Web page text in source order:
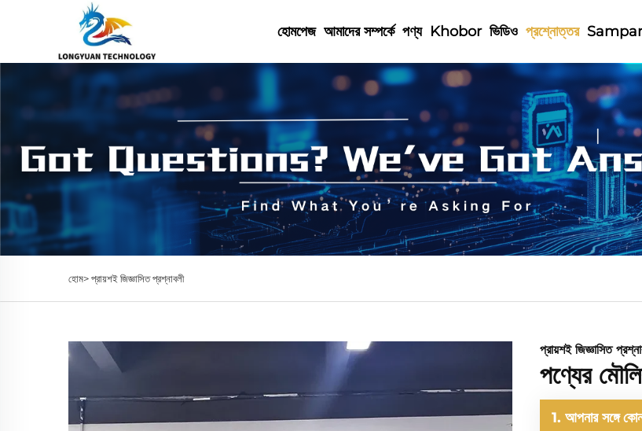
হোমপেজ আমাদের সম্পর্কে পণ্য Khobor ভিডিও প্রশ্নোত্তর
হোম>প্রায়শই জিজ্ঞাসিত প্রশ্নাবলী
প্রায়শই জিজ্ঞাসিত
পণ্যের
1. আপনার সঙ্গে